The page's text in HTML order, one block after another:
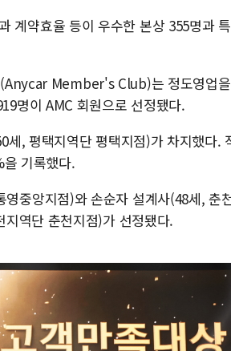
[르포]
계약효율 등이 우수한 본상 355명과
Member's Club)는 정도영업
명이 AMC 회원으로 선정됐다.
, 평택지역단 평택지점)가 차지했다.
기록했다.
중앙지점)와 손순자 설계사(48세, 춘
역단 춘천지점)가 선정됐다.